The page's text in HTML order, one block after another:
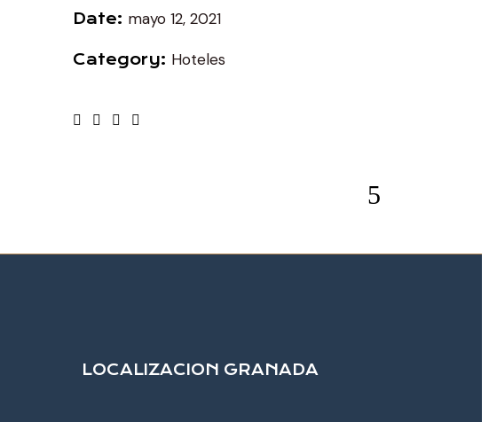
Date mayo 12, 2021
Category Hoteles
LOCALIZACION GRANADA